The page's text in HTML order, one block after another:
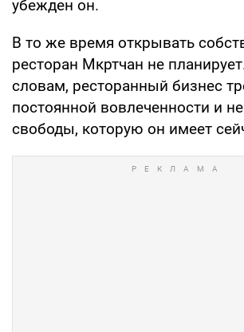
убежден он.
В то же время открывать
ресторан Мкртчан не
словам, ресторанный бизнес
постоянной вовлеченности и
свободы, которую он имеет